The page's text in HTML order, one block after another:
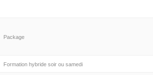
Package
Formation hybride soir ou samedi